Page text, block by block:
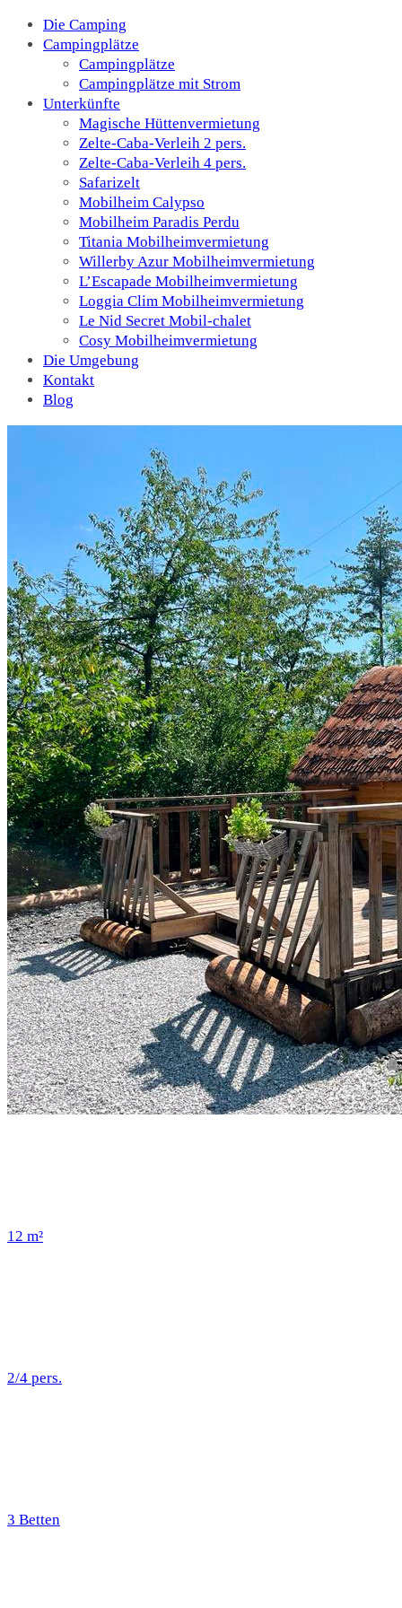
Die Camping
Campingplätze
Campingplätze
Campingplätze mit Strom
Unterkünfte
Magische Hüttenvermietung
Zelte-Caba-Verleih 2 pers.
Zelte-Caba-Verleih 4 pers.
Safarizelt
Mobilheim Calypso
Mobilheim Paradis Perdu
Titania Mobilheimvermietung
Willerby Azur Mobilheimvermietung
L’Escapade Mobilheimvermietung
Loggia Clim Mobilheimvermietung
Le Nid Secret Mobil-chalet
Cosy Mobilheimvermietung
Die Umgebung
Kontakt
Blog
12 m²
2/4 pers.
3 Betten